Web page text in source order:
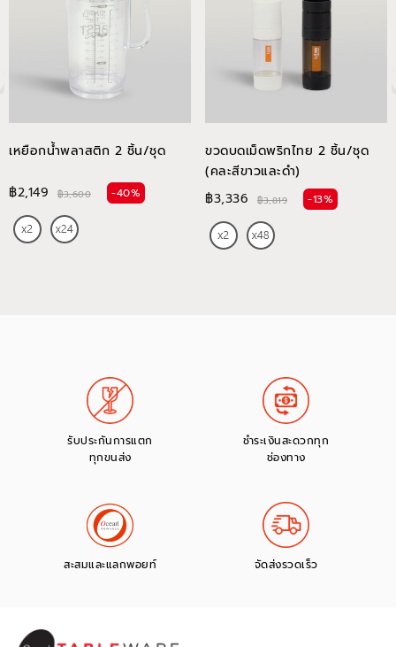
เหยือกน้ำพลาสติก 2 ชิ้น/ชุด
฿2,149 ฿3,600 -40%
ขวดบดเม็ดพริกไทย 2 ชิ้น/ชุด
(คละสีขาวและดำ)
฿3,336
฿3,819 -13%
รับประกันการแตก
ทุกขนส่ง
ชำระเงินสะดวกทุก
ช่องทาง
สะสมและแลกพอยท์ จัดส่งรวดเร็ว